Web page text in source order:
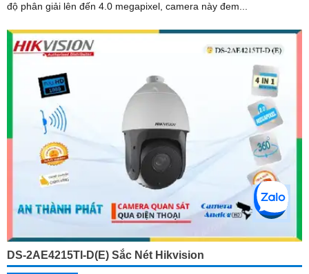
độ phân giải lên đến 4.0 megapixel, camera này đem...
DS-2AE4215TI-D(E) Sắc Nét Hikvision